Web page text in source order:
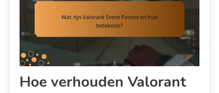
Hoe verhouden Valorant